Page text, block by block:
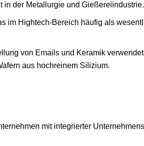
der Metallurgie und Gießereiindustrie.
im Hightech-Bereich häufig als
von Emails und Keramik
aus hochreinem Silizium.
mit integrierter